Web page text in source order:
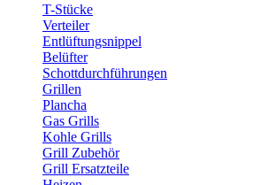
T-Stücke
Verteiler
Entlüftungsnippel
Belüfter
Schottdurchführungen
Grillen
Plancha
Gas Grills
Kohle Grills
Grill Zubehör
Grill Ersatzteile